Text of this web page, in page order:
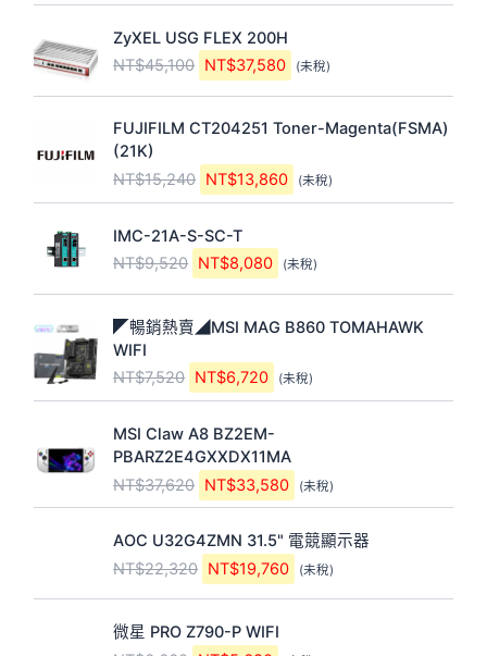
：
N
T
$
3
,
2
0
：
N
T
$
3
,
4
0
ZyXEL USG FLEX 200H
NT$45,100
原
始
價
格
：
T
$
4
5
,
1
0
0
NT$37,580
前
價
格
T
$
3
,
8
0
(未稅)
FUJIFILM CT204251 Toner-Magenta(FSMA)
(21K)
NT$15,240
原
價
格
：
N
T
$
1
5
2
4
。
NT$13,860
前
價
格
：
T
1
3
8
(未稅)
IMC-21A-S-SC-T
NT$9,520
原
始
價
格
：
N
T
$
9
,
5
2
0
NT$8,080
前
價
格
：
N
$
8
0
8
0
(未稅)
◤暢銷熱賣◢MSI MAG B860 TOMAHAWK
WIFI
NT$7,520
原
始
價
格
：
N
T
$
5
2
NT$6,720
目
前
價
格
：
N
T
$
6
7
2
0
(未稅)
MSI Claw A8 BZ2EM-
PBARZ2E4GXXDX11MA
NT$37,620
原
始
價
格
：
N
T
$
3
7
,
NT$33,580
價
格
：
N
T
$
3
,
(未稅)
AOC U32G4ZMN 31.5" 電競顯示器
NT$22,320
原
始
價
格
：
N
NT$19,760
目
前
價
格
(未稅)
微星 PRO Z790-P WIFI
原
始
目
前